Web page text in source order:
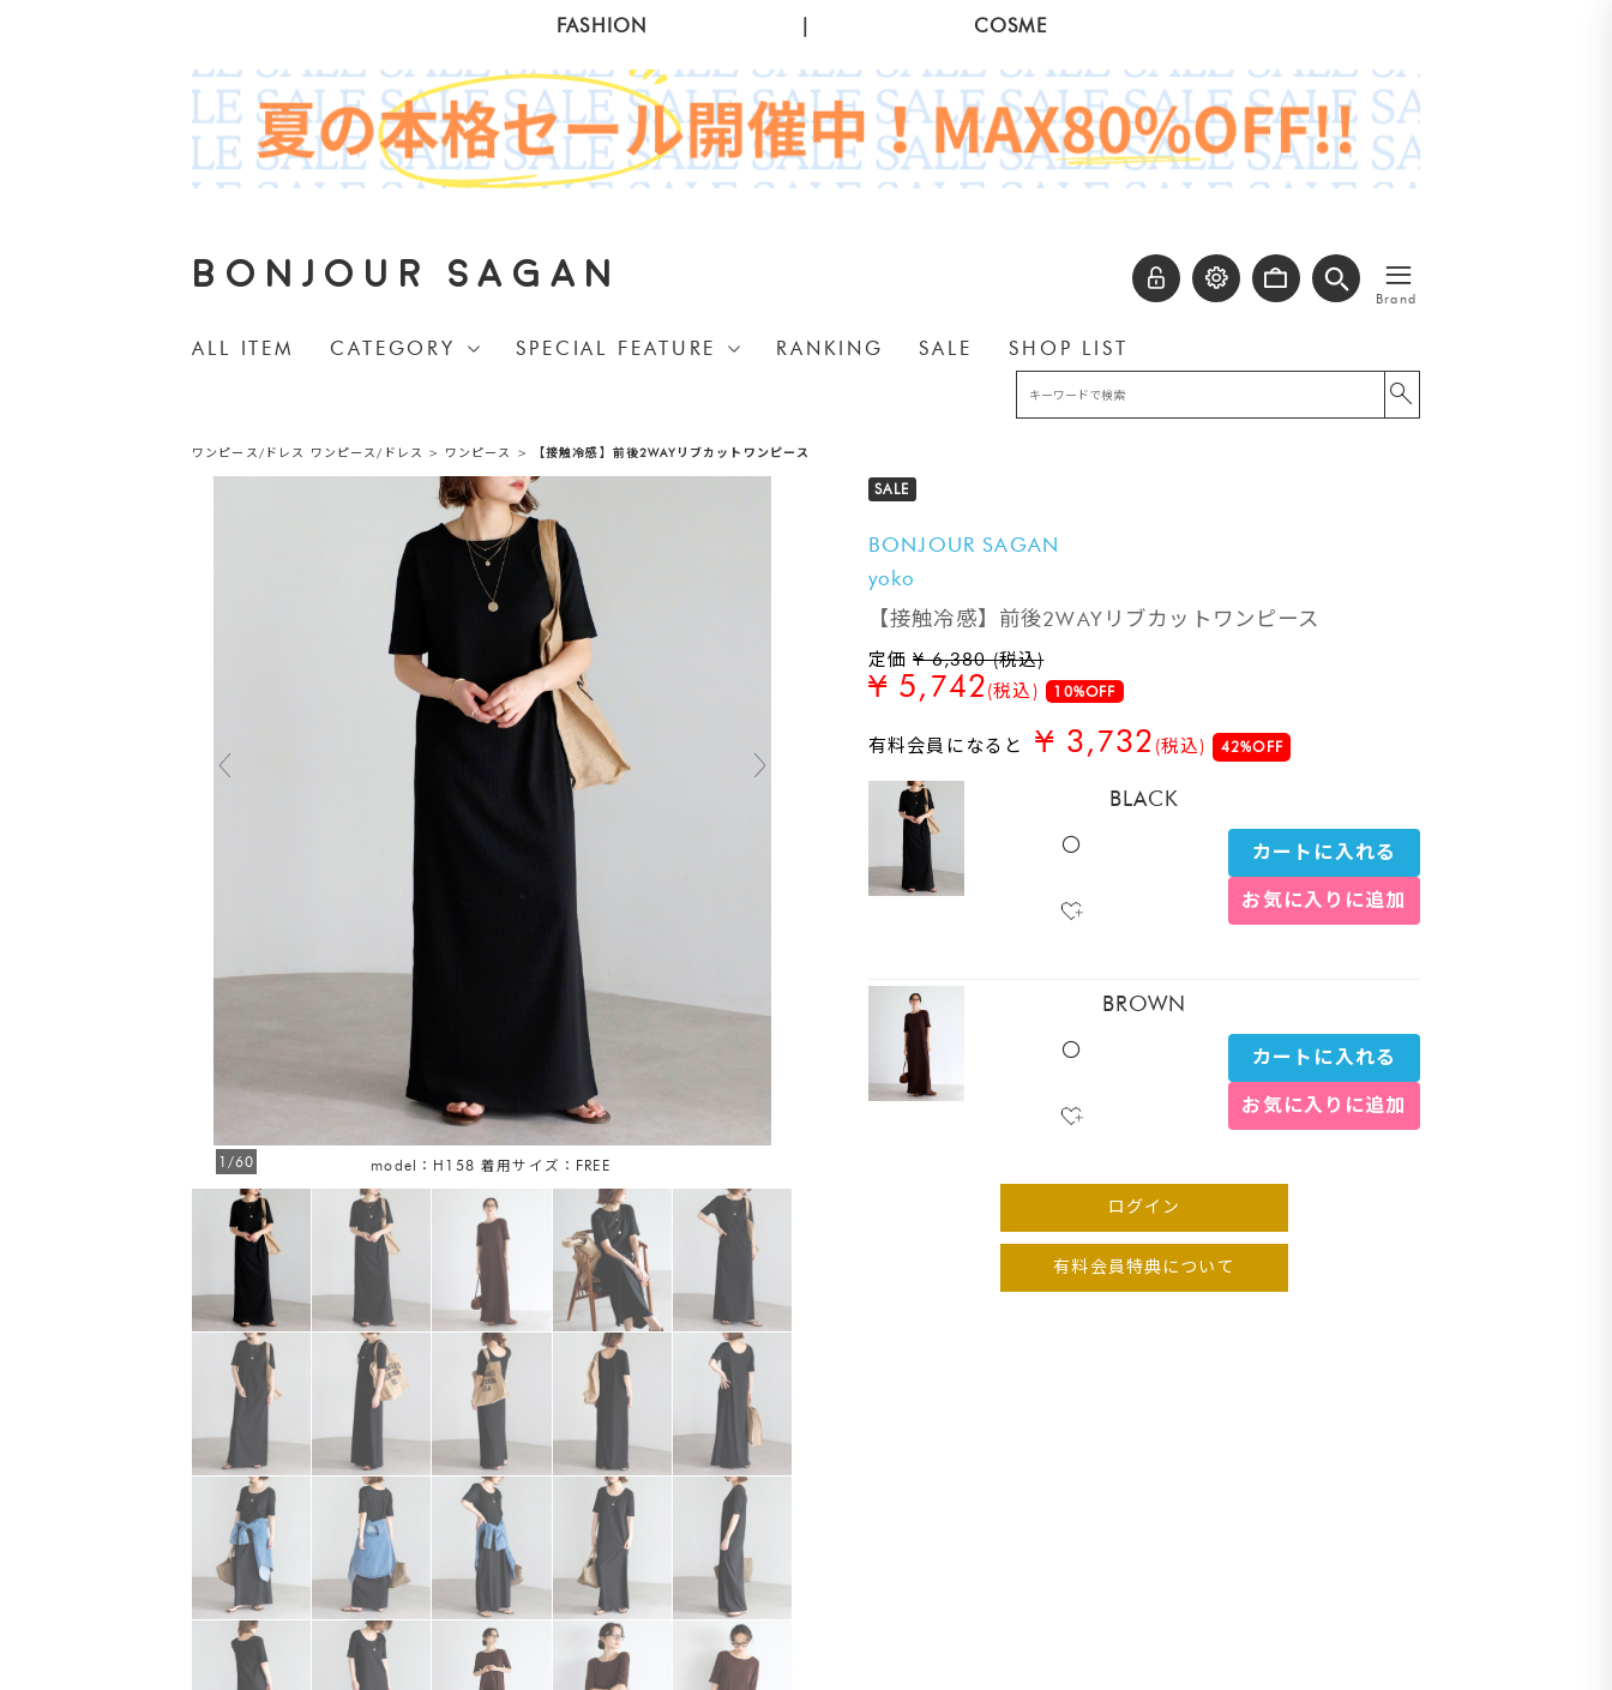
FASHION COSME
BONJOUR SAGAN ≡
Brand
ALL ITEM CATEGORY SPECIAL FEATURE RANKING SALE SHOP LIST
ワンピース/ドレス ワンピース/ドレス > ワンピース > 【接触冷感】前後2WAYリブカットワンピース
model：H158 着用サイズ：FREE
1/60
SALE
BONJOUR SAGAN
yoko
【接触冷感】前後2WAYリブカットワンピース
定価¥ 6,380 (税込)
¥ 5,742(税込) 10%OFF
有料会員になると¥ 3,732 (税込) 42%OFF
BLACK
〇 カートに入れる
お気に入りに追加
BROWN
〇 カートに入れる
お気に入りに追加
ログイン
有料会員特典について